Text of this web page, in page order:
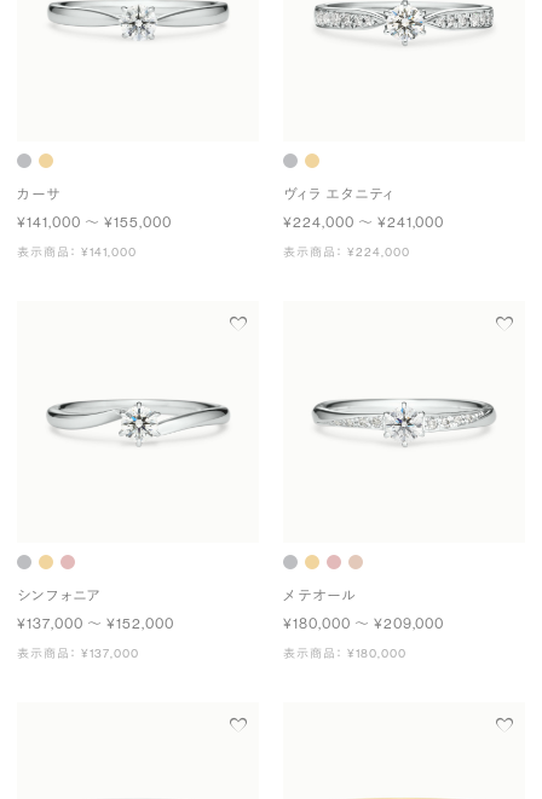
カーサ
¥141,000 〜 ¥155,000
表示商品： ¥141,000
ヴィラ エタニティ
¥224,000 〜 ¥241,000
表示商品： ¥224,000
シンフォニア
¥137,000 〜 ¥152,000
表示商品： ¥137,000
メテオール
¥180,000 〜 ¥209,000
表示商品： ¥180,000